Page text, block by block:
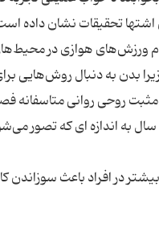
تحقیقات‌ نشان داده
ورزش‌های هوازی در
بدن به دنبال روش‌هایی
روحی روانی متاسفانه
در افراد باعث